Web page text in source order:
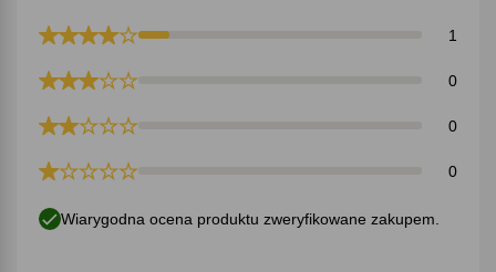
1
0
0
0
Wiarygodna ocena produktu zweryfikowane zakupem.